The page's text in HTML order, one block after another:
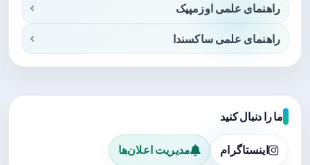
راهنمای علمی اوزمپیک
راهنمای علمی ساکسندا
ما را دنبال کنید
اینستاگرام مدیریت اعلان‌ها